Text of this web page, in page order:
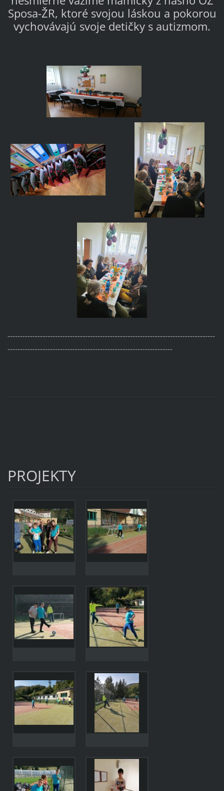
Sposa-ŽR, ktoré svojou láskou a pokorou
vychovávajú svoje detičky s autizmom.
-----------------------------------------------------------------------------------
------------------------------------------------------------------
PROJEKTY